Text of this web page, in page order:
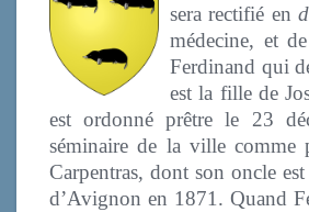
sera rectifié en
médecine, et
Ferdinand qui
est la fille de
est ordonné prêtre le 23
séminaire de la ville
Carpentras, dont son oncle
d’Avignon en 1871. Quand